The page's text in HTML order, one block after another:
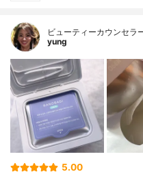
ビューティーカウンセ
yung
5.00